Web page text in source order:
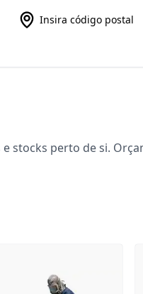
Insira código postal
stocks perto de si.